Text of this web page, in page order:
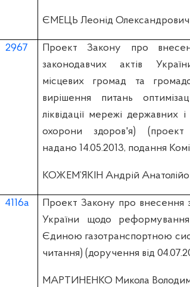
ЄМЕЦЬ Леонід Олександрович
2967
Проект Закону про
законодавчих актів
місцевих громад та
вирішення питань
ліквідації мережі державних
охорони здоров'я) (проект
надано 14.05.2013, подання
КОЖЕМ’ЯКІН Андрій
4116а
Проект Закону про внесення
України щодо
Єдиною газотранспортною
читання) (доручення від
МАРТИНЕНКО Микола